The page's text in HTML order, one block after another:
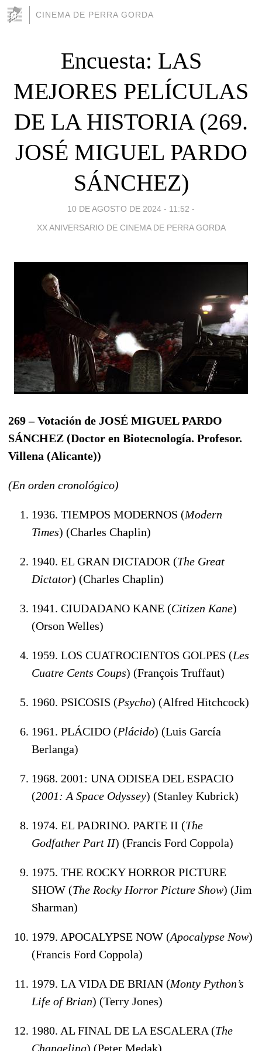
CINEMA DE PERRA GORDA
Encuesta: LAS
MEJORES PELÍCULAS
DE LA HISTORIA (269.
JOSÉ MIGUEL PARDO
SÁNCHEZ)
10 DE AGOSTO DE 2024 - 11:52 -
XX ANIVERSARIO DE CINEMA DE PERRA GORDA
269 – Votación de JOSÉ MIGUEL PARDO
SÁNCHEZ (Doctor en Biotecnología. Profesor.
Villena (Alicante))
(En orden cronológico)
1936. TIEMPOS MODERNOS (Modern
Times) (Charles Chaplin)
1940. EL GRAN DICTADOR (The Great
Dictator) (Charles Chaplin)
1941. CIUDADANO KANE (Citizen Kane)
(Orson Welles)
1959. LOS CUATROCIENTOS GOLPES (Les
Cuatre Cents Coups) (François Truffaut)
1960. PSICOSIS (Psycho) (Alfred Hitchcock)
1961. PLÁCIDO (Plácido) (Luis García
Berlanga)
1968. 2001: UNA ODISEA DEL ESPACIO
(2001: A Space Odyssey) (Stanley Kubrick)
1974. EL PADRINO. PARTE II (The
Godfather Part II) (Francis Ford Coppola)
1975. THE ROCKY HORROR PICTURE
SHOW (The Rocky Horror Picture Show) (Jim
Sharman)
1979. APOCALYPSE NOW (Apocalypse Now)
(Francis Ford Coppola)
1979. LA VIDA DE BRIAN (Monty Python’s
Life of Brian) (Terry Jones)
1980. AL FINAL DE LA ESCALERA (The
Changeling) (Peter Medak)